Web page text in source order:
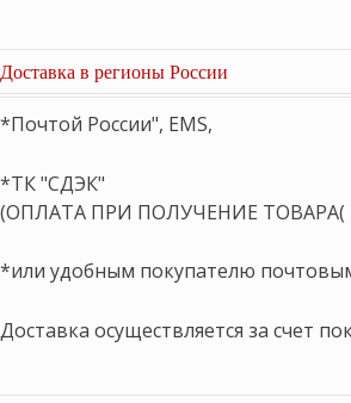
Доставка в регионы России
*Почтой России", EMS,
*ТК "СДЭК"
(ОПЛАТА ПРИ ПОЛУЧЕНИЕ ТОВАРА(
*или удобным покупателю
Доставка осуществляется за счет